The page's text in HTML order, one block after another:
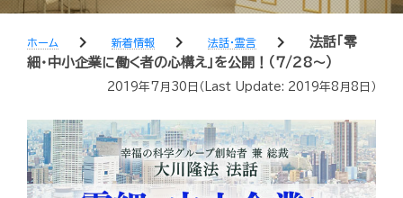
ホーム chevron_right 新着情報 chevron_right 法話・霊言 chevron_right
法話「零
細・中小企業に働く者の心構え」を公開！（7/28〜）
2019年7月30日 （Last Update: 2019年8月8日 ）